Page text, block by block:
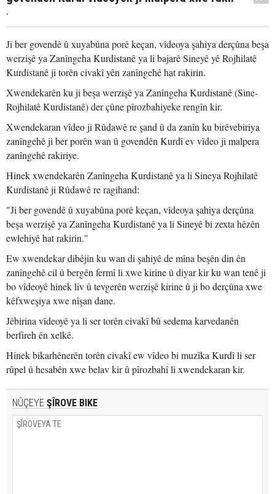
.
Ji ber govendê û xuyabûna porê keçan, vîdeoya şahiya derçûna beşa
werzişê ya Zanîngeha Kurdistanê ya li bajarê Sineyê yê Rojhilatê
Kurdistanê ji torên civakî yên zanîngehê hat rakirin.
Xwendekarên ku ji beşa werzişê ya Zanîngeha Kurdistanê (Sine-
Rojhilatê Kurdistanê) der çûne pîrozbahiyeke rengîn kir.
Xwendekaran vîdeo ji Rûdawê re şand û da zanîn ku birêvebiriya
zanîngehê ji ber porên wan û govendên Kurdî ev vîdeo ji malpera
zanîngehê rakiriye.
Hinek xwendekarên Zanîngeha Kurdistanê ya li Sineya Rojhilatê
Kurdistanê ji Rûdawê re ragihand:
"Ji ber govendê û xuyabûna porê keçan, vîdeoya şahiya derçûna
beşa werzişê ya Zanîngeha Kurdistanê ya li Sineyê bi zexta hêzên
ewlehiyê hat rakirin."
Ew xwendekar dibêjin ku wan di şahiyê de mîna beşên din ên
zanîngehê cil û bergên fermî li xwe kirine û diyar kir ku wan tenê ji
bo vîdeoyê hinek liv û tevgerên werzişê kirine û ji bo derçûna xwe
kêfxweşiya xwe nîşan dane.
Jêbirina vîdeoyê ya li ser torên civakî bû sedema karvedanên
berfireh ên xelkê.
Hinek bikarhênerên torên civakî ew vîdeo bi muzîka Kurdî li ser
rûpel û hesabên xwe belav kir û pîrozbahî li xwendekaran kir.
NÛÇEYE ŞÎROVE BIKE